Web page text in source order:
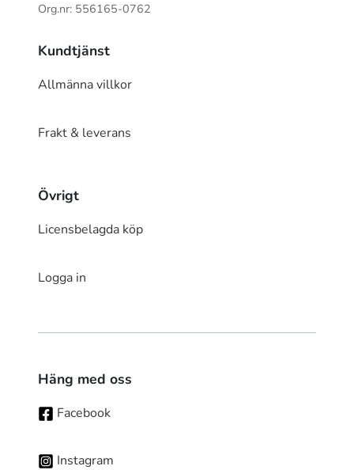
Org.nr: 556165-0762
Kundtjänst
Allmänna villkor
Frakt & leverans
Övrigt
Licensbelagda köp
Logga in
Häng med oss
Facebook
Instagram